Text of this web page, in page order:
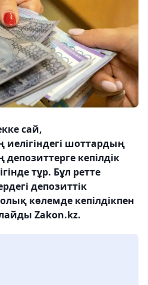
сай,
шоттардың
кепілдік
тұр. Бұл ретте
депозиттік
көлемде кепілдікпен
Zakon.kz.